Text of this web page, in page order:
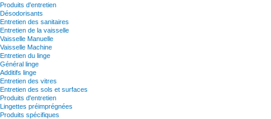
Produits d'entretien
Désodorisants
Entretien des sanitaires
Entretien de la vaisselle
Vaisselle Manuelle
Vaisselle Machine
Entretien du linge
Général linge
Additifs linge
Entretien des vitres
Entretien des sols et surfaces
Produits d'entretien
Lingettes préimprégnées
Produits spécifiques